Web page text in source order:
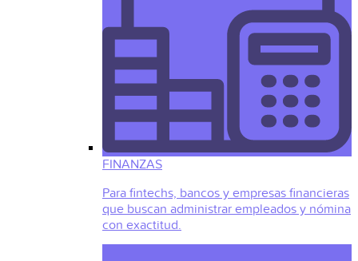
FINANZAS
Para fintechs, bancos y empresas financieras
que buscan administrar empleados y nómina
con exactitud.